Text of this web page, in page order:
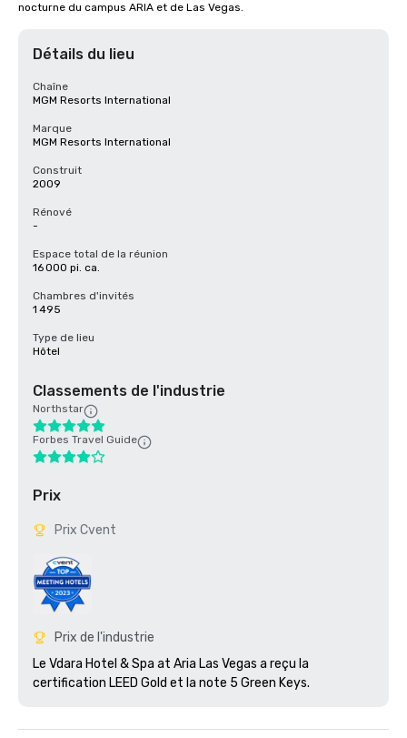
nocturne du campus ARIA et de Las Vegas.
Détails du lieu
Chaîne
MGM Resorts International
Marque
MGM Resorts International
Construit
2009
Rénové
-
Espace total de la réunion
16 000 pi. ca.
Chambres d'invités
1 495
Type de lieu
Hôtel
Classements de l'industrie
Northstar
Forbes Travel Guide
Prix
Prix Cvent
Prix de l'industrie
Le Vdara Hotel & Spa at Aria Las Vegas a reçu la
certification LEED Gold et la note 5 Green Keys.